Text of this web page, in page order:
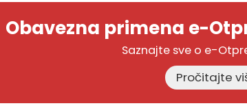
Obavezna primena e-
Saznajte sve o e-